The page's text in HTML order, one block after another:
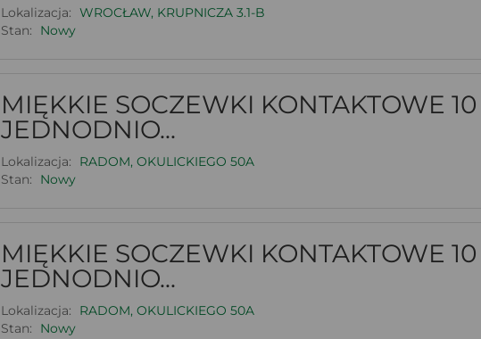
Lokalizacja: WROCŁAW, KRUPNICZA 3.1-B
Stan:
Nowy
MIĘKKIE SOCZEWKI KONTAKTOWE 10
JEDNODNIO...
Lokalizacja:
RADOM, OKULICKIEGO 50A
Stan:
Nowy
MIĘKKIE SOCZEWKI KONTAKTOWE 10
JEDNODNIO...
Lokalizacja:
RADOM, OKULICKIEGO 50A
Stan:
Nowy